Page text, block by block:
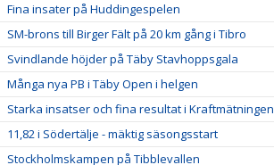
Fina insater på Huddingespelen
SM-brons till Birger Fält på 20 km gång i Tibro
Svindlande höjder på Täby Stavhoppsgala
Många nya PB i Täby Open i helgen
Starka insatser och fina resultat i Kraftmätningen
11,82 i Södertälje - mäktig säsongsstart
Stockholmskampen på Tibblevallen